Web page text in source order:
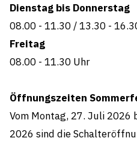
Dienstag bis Donnerstag
08.00 - 11.30/13.30 -
Freitag
08.00 - 11.30 Uhr
Öffnungszeiten
Vom Montag, 27. Juli 2026
2026 sind die